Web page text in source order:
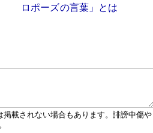
ロポーズの言葉」とは